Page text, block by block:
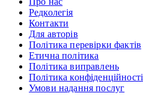
Редколегія
Контакти
Для авторів
Політика перевірки фактів
Етична політика
Політика виправлень
Політика конфіденційності
Умови надання послуг